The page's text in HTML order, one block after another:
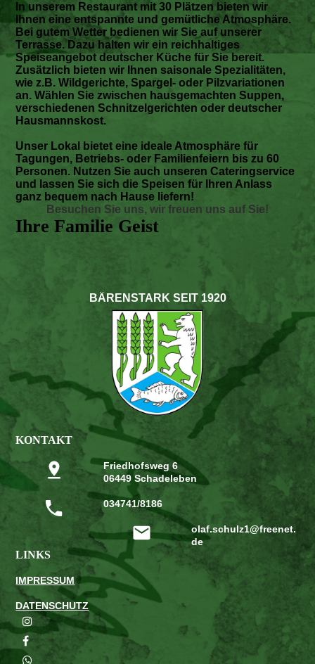
In unserem Restaurant mit 30 Plätzen bieten wir
Ihnen eine entspannte und gemütliche Atmosphäre.
Bei gutem Wetter bedienen wir Sie auf unserer
Terrasse. Dazu halten wir ein reichhaltiges
Speiseangebot deutscher Küche für Sie bereit.
Zusätzlich bieten wir Ihnen saisonale Spezialitäten,
wie z.B. Wildgerichte, Spargel- oder Pilzvariationen
an. Wählen Sie zwischen hausgemachten Suppen,
verschiedenen Schnitzelgerichten oder deutscher
Hausmannskost.
Unser Lokal bietet eine ideale Atmosphäre für
Tagungen, Betriebs- oder Familienfeiern bis zu 60
Personen. Nutzen Sie auch unseren Cateringservice
und lassen Sie sich die Speisen für Ihren Anlass
ganz bequem nach Hause liefern!
Besuchen Sie uns, wir freuen uns auf Sie!
Ihre Familie Geist
BÄRENSTARK SEIT 1920
KONTAKT
Friedhofsweg 6
06449 Schadeleben
034741/8186
olaf.schulz1@freenet.
de
LINKS
IMPRESSUM
DATENSCHUTZ